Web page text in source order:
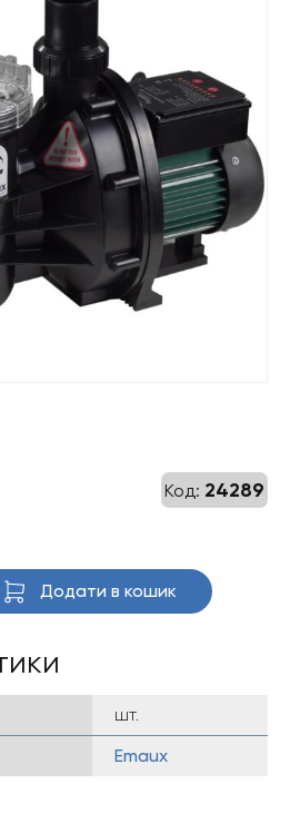
Код: 24289
Додати в кошик
шт.
Emaux